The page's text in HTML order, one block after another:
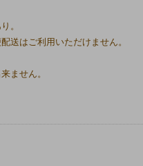
。
送はご利用いただけません。
ません。